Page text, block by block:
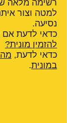
רשימה מלאה
למטה וצור
נסיעה.
כדאי לדעת אם
להזמין מונית?
כדאי לדעת,
במונית.